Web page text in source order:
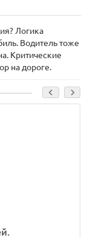
Логика
Водитель тоже
Критические
на дороге.